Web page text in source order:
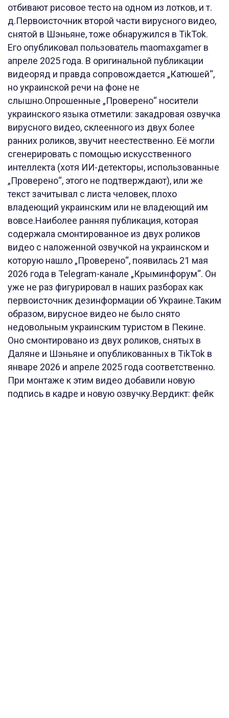
отбивают рисовое тесто на одном из лотков, и т.
д.Первоисточник второй части вирусного видео,
снятой в Шэньяне, тоже обнаружился в TikTok.
Его опубликовал пользователь maomaxgamer в
апреле 2025 года. В оригинальной публикации
видеоряд и правда сопровождается „Катюшей“,
но украинской речи на фоне не
слышно.Опрошенные „Проверено“ носители
украинского языка отметили: закадровая озвучка
вирусного видео, склеенного из двух более
ранних роликов, звучит неестественно. Её могли
сгенерировать с помощью искусственного
интеллекта (хотя ИИ-детекторы, использованные
„Проверено“, этого не подтверждают), или же
текст зачитывал с листа человек, плохо
владеющий украинским или не владеющий им
вовсе.Наиболее ранняя публикация, которая
содержала смонтированное из двух роликов
видео с наложенной озвучкой на украинском и
которую нашло „Проверено“, появилась 21 мая
2026 года в Telegram-канале „Крыминфорум“. Он
уже не раз фигурировал в наших разборах как
первоисточник дезинформации об Украине.Таким
образом, вирусное видео не было снято
недовольным украинским туристом в Пекине.
Оно смонтировано из двух роликов, снятых в
Даляне и Шэньяне и опубликованных в TikTok в
январе 2026 и апреле 2025 года соответственно.
При монтаже к этим видео добавили новую
подпись в кадре и новую озвучку.Вердикт: фейк